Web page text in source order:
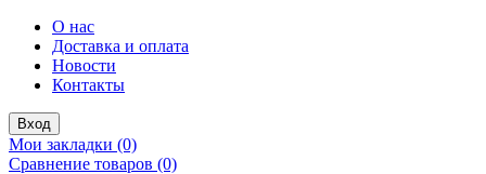
О нас
Доставка и оплата
Новости
Контакты
Вход
Мои закладки (0)
Сравнение товаров (0)